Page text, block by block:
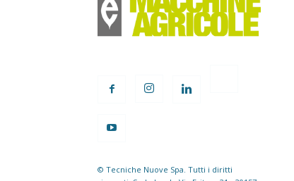
© Tecniche Nuove Spa. Tutti i diritti